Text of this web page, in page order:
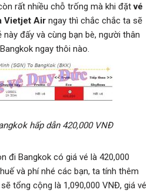
rất nhiều chỗ trống mà khi đặtvé
Vietjet Air ngay thì chắc chắc ta sẽ
đấy và cùng bạn bè, người thân
ngay thôi nào.
hấp dẫn 420,000 VNĐ
đi Bangkok có giá vé là 420,000
và phí nhé các bạn, ta tính thêm
tổng cộng là 1,090,000 VNĐ, giá vé